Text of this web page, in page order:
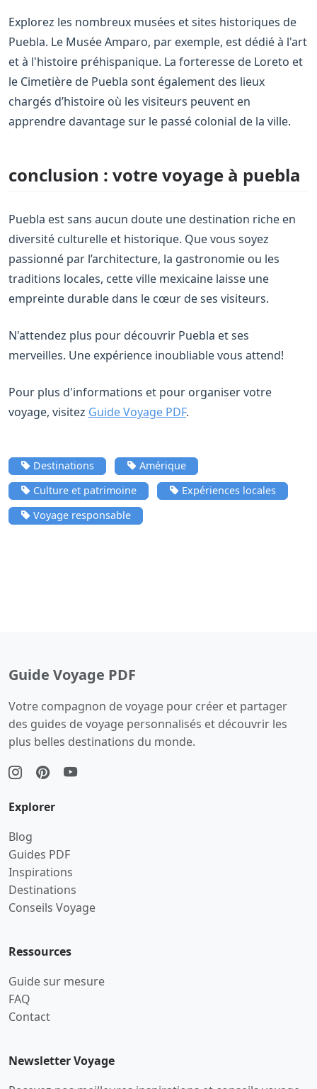
Explorez les nombreux musées et sites historiques de
Puebla. Le Musée Amparo, par exemple, est dédié à l'art
et à l'histoire préhispanique. La forteresse de Loreto et
le Cimetière de Puebla sont également des lieux
chargés d’histoire où les visiteurs peuvent en
apprendre davantage sur le passé colonial de la ville.
conclusion : votre voyage à puebla
Puebla est sans aucun doute une destination riche en
diversité culturelle et historique. Que vous soyez
passionné par l’architecture, la gastronomie ou les
traditions locales, cette ville mexicaine laisse une
empreinte durable dans le cœur de ses visiteurs.
N'attendez plus pour découvrir Puebla et ses
merveilles. Une expérience inoubliable vous attend!
Pour plus d'informations et pour organiser votre
voyage, visitez Guide Voyage PDF.
Destinations
Amérique
Culture et patrimoine
Expériences locales
Voyage responsable
Guide Voyage PDF
Votre compagnon de voyage pour créer et partager
des guides de voyage personnalisés et découvrir les
plus belles destinations du monde.
Explorer
Blog
Guides PDF
Inspirations
Destinations
Conseils Voyage
Ressources
Guide sur mesure
FAQ
Contact
Newsletter Voyage